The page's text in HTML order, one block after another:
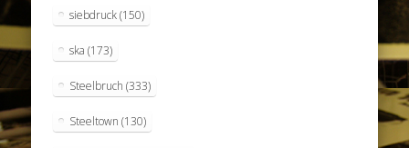
siebdruck(150)
ska (173)
Steelbruch (333)
Steeltown (130)